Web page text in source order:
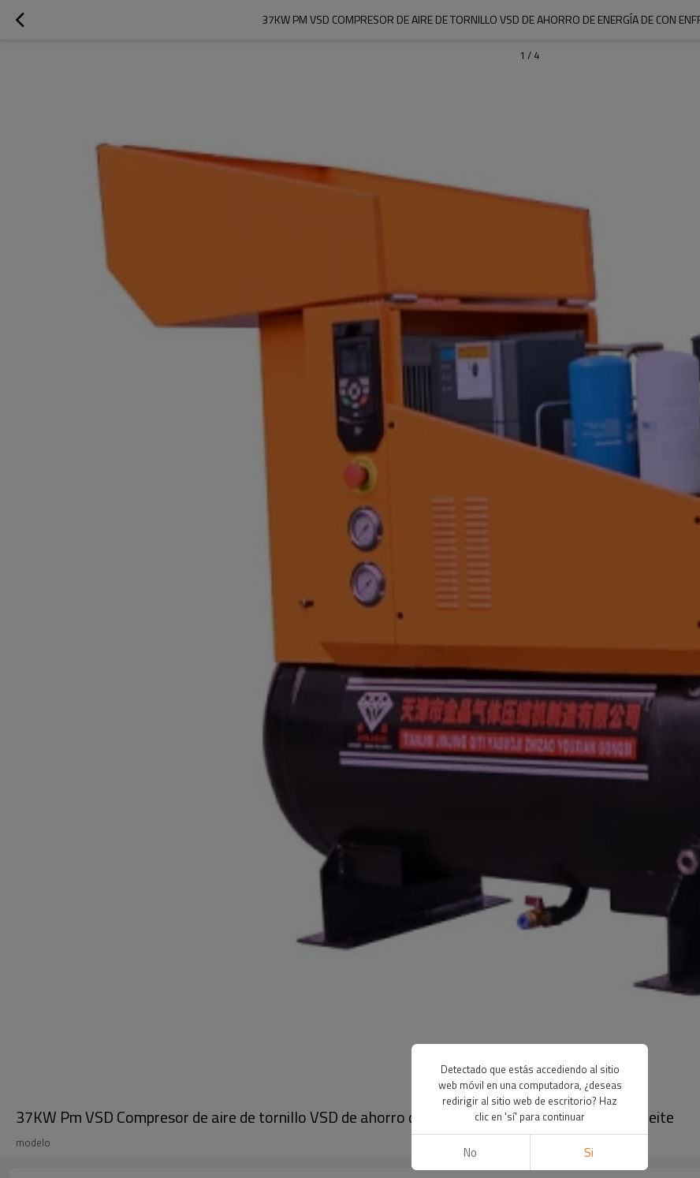
37KW PM VSD COMPRESOR DE AIRE DE TORNILLO VSD DE AHORRO DE ENERGÍA DE CON
1 / 4
37KW Pm VSD Compresor de aire de tornillo VSD de ahorro de energía de con enfriamiento de aceite
modelo
Detectado que estás accediendo al sitio
web móvil en una computadora, ¿deseas
redirigir al sitio web de escritorio? Haz
clic en 'sí' para continuar
No Si